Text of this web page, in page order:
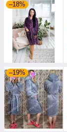
–18%
–19%